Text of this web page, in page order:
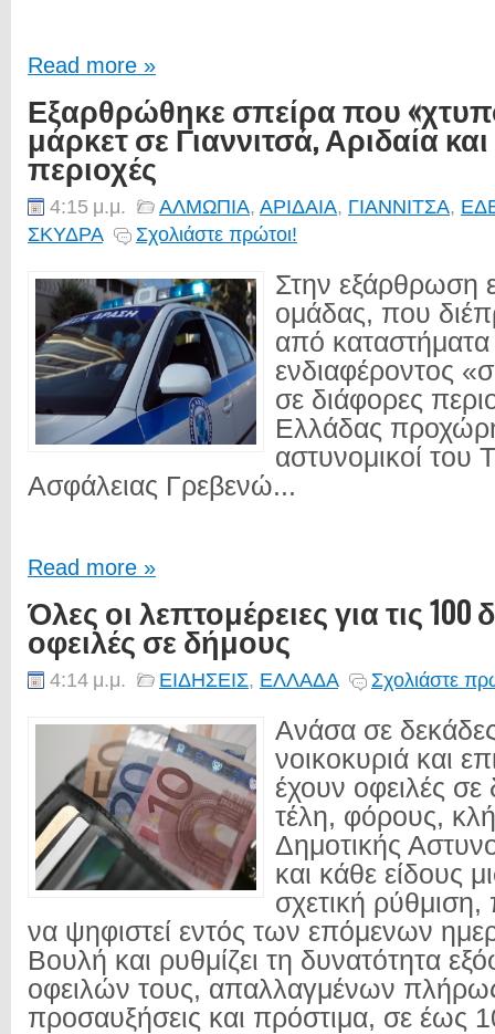
Read more »
Εξαρθρώθηκε σπείρα που
μάρκετ σε Γιαννιτσά, Αριδαία
περιοχές
4:15 μ.μ. ΑΛΜΩΠΙΑ, ΑΡΙΔΑΙΑ, ΓΙΑΝΝΙΤΣΑ,
ΣΚΥΔΡΑ
Σχολιάστε πρώτοι!
Στην εξάρθρωση
ομάδας, που
από καταστήματα
ενδιαφέροντος
σε διάφορες
Ελλάδας
αστυνομικοί του
Ασφάλειας Γρεβενώ...
Read more »
Όλες οι λεπτομέρειες για τις
οφειλές σε δήμους
4:14 μ.μ. ΕΙΔΗΣΕΙΣ, ΕΛΛΑΔΑ Σχολιάστε
Ανάσα σε δεκάδες
νοικοκυριά και
έχουν οφειλές
τέλη, φόρους,
Δημοτικής
και κάθε είδους
σχετική ρύθμιση,
να ψηφιστεί εντός των επόμενων
Βουλή και ρυθμίζει τη δυνατότητα
οφειλών τους, απαλλαγμένων
προσαυξήσεις και πρόστιμα, σε έως